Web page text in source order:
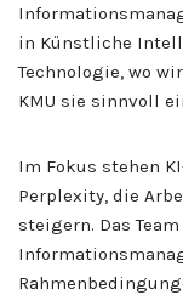
in Künstliche
Technologie, wo
KMU sie sinnvoll
Im Fokus stehen
Perplexity, die
steigern. Das